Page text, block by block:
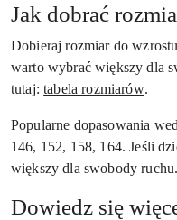
Jak dobrać
Dobieraj rozmiar do
warto wybrać większy dla
tutaj: tabela rozmiarów.
Popularne dopasowania
146, 152, 158, 164. Jeśli
większy dla swobody ruchu.
Dowiedz się